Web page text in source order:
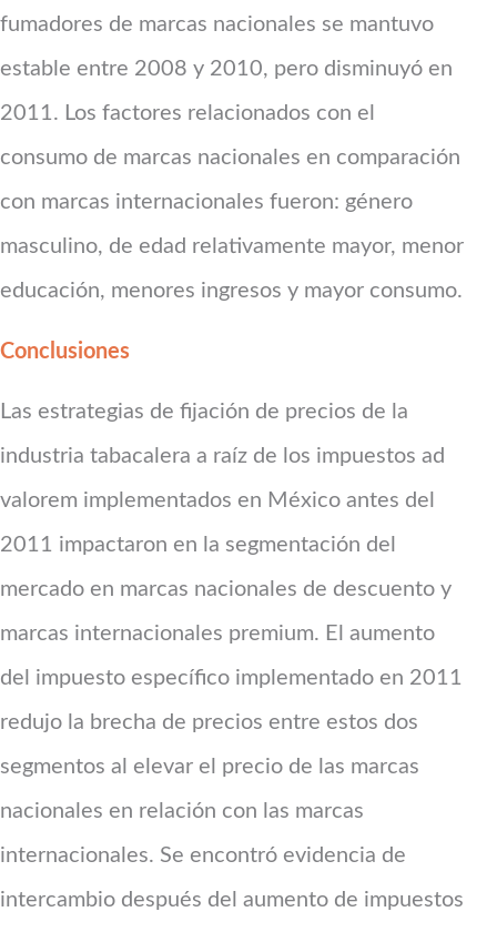
fumadores de marcas nacionales se mantuvo
estable entre 2008 y 2010, pero disminuyó en
2011. Los factores relacionados con el
consumo de marcas nacionales en comparación
con marcas internacionales fueron: género
masculino, de edad relativamente mayor, menor
educación, menores ingresos y mayor consumo.
Conclusiones
Las estrategias de fijación de precios de la
industria tabacalera a raíz de los impuestos ad
valorem implementados en México antes del
2011 impactaron en la segmentación del
mercado en marcas nacionales de descuento y
marcas internacionales premium. El aumento
del impuesto específico implementado en 2011
redujo la brecha de precios entre estos dos
segmentos al elevar el precio de las marcas
nacionales en relación con las marcas
internacionales. Se encontró evidencia de
intercambio después del aumento de impuestos